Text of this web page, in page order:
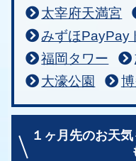
太宰府天満宮
みずほPayPay
福岡タワー
大濠公園
１ヶ月先のお天気